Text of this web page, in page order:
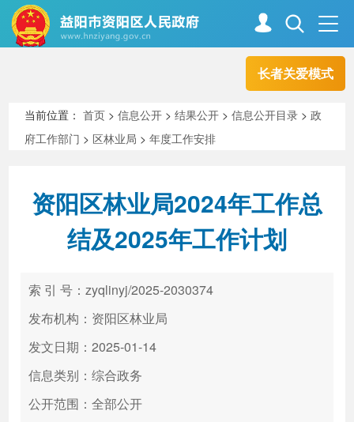
长者关爱模式
走进资阳
新闻中心 解读回应
政务服务
高效办成一件事
当前位置：首页 >信息公开 >结果公开 >信息公开目录 >政
府工作部门 > 区林业局 >年度工作安排
资阳区林业局2024年工作总
结及2025年工作计划
索 引 号：zyqlinyj/2025-2030374
发布机构：资阳区林业局
发文日期：2025-01-14
信息类别：综合政务
公开范围：全部公开